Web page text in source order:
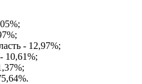
- 12,97%;
10,61%;